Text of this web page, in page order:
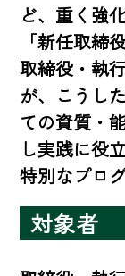
ど、重く強
「新任取締
取締役・執
が、こうし
ての資質・
し実践に役
特別なプロ
対象者